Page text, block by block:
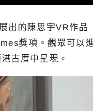
的陳思宇VR作
獎項。觀眾可以
古厝中呈現。